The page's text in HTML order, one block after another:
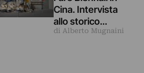
Cina. Intervista
allo storico
dell’arte Andrea
di Alberto Mugnaini